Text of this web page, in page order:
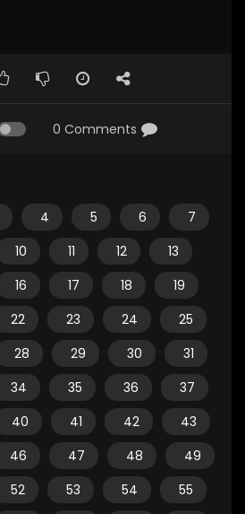
0 Comments
4 5 6
7
10 11 12
13
16 17 18
19
22 23 24
25
28 29 30
31
34 35 36
37
40 41 42
43
46 47 48
49
52 53 54
55